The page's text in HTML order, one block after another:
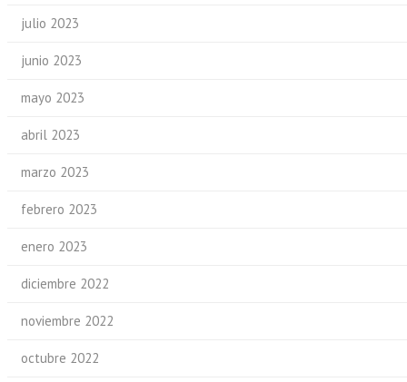
julio 2023
junio 2023
mayo 2023
abril 2023
marzo 2023
febrero 2023
enero 2023
diciembre 2022
noviembre 2022
octubre 2022